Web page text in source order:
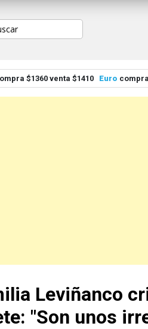
$1360 venta $1410 Euro
Leviñanco
"Son unos